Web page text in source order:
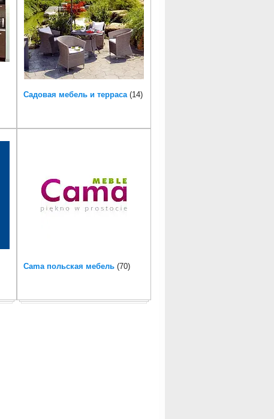
Садовая мебель и терраса 14
Cama польская мебель 70